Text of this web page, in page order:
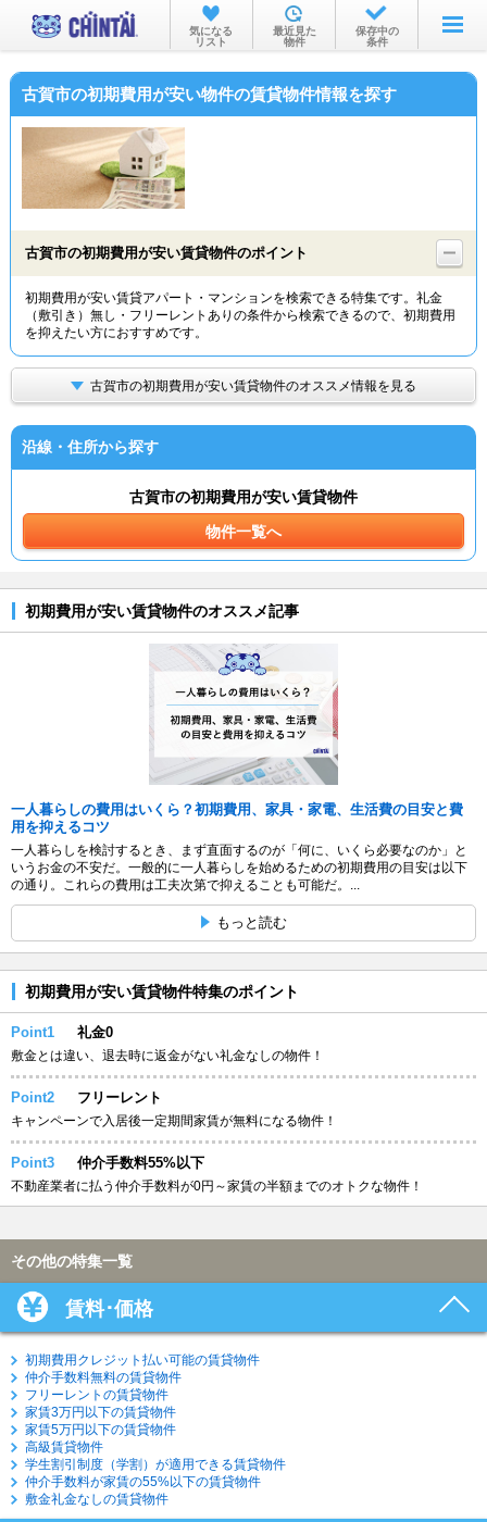
お部屋を探す
沿線・駅から
物件特集から
TOP
気になる
リスト
最近見た
物件
保存中の
条件
古賀市の初期費用が安い物件の賃貸物件情報を探す
古賀市の初期費用が安い賃貸物件のポイント
初期費用が安い賃貸アパート・マンションを検索できる特集です。礼金
（敷引き）無し・フリーレントありの条件から検索できるので、初期費用
を抑えたい方におすすめです。
古賀市の初期費用が安い賃貸物件のオススメ情報を見る
沿線・住所から探す
古賀市の初期費用が安い賃貸物件
物件一覧へ
初期費用が安い賃貸物件のオススメ記事
一人暮らしの費用はいくら？初期費用、家具・家電、生活費の目安と費
用を抑えるコツ
一人暮らしを検討するとき、まず直面するのが「何に、いくら必要なのか」と
いうお金の不安だ。一般的に一人暮らしを始めるための初期費用の目安は以下
の通り。これらの費用は工夫次第で抑えることも可能だ。...
もっと読む
初期費用が安い賃貸物件特集のポイント
Point1 礼金0
敷金とは違い、退去時に返金がない礼金なしの物件！
Point2 フリーレント
キャンペーンで入居後一定期間家賃が無料になる物件！
Point3 仲介手数料55%以下
不動産業者に払う仲介手数料が0円～家賃の半額までのオトクな物件！
その他の特集一覧
賃料･価格
初期費用クレジット払い可能の賃貸物件
仲介手数料無料の賃貸物件
フリーレントの賃貸物件
家賃3万円以下の賃貸物件
家賃5万円以下の賃貸物件
高級賃貸物件
学生割引制度（学割）が適用できる賃貸物件
仲介手数料が家賃の55%以下の賃貸物件
敷金礼金なしの賃貸物件